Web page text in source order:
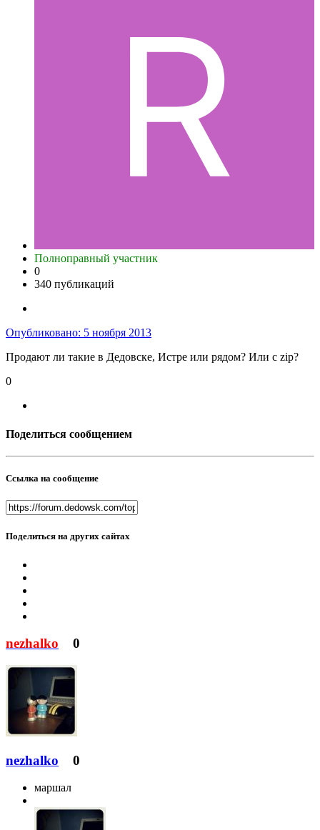
Полноправный участник
0
340 публикаций
Опубликовано: 5 ноября 2013
Продают ли такие в Дедовске, Истре или рядом? Или с zip?
0
Поделиться сообщением
Ссылка на сообщение
Поделиться на других сайтах
nezhalko 0
nezhalko 0
маршал